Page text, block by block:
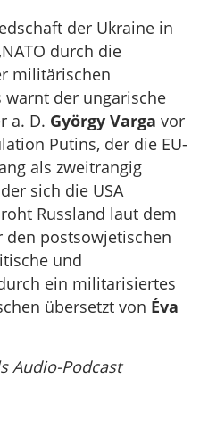
der Ukraine in
durch die
militärischen
der ungarische
a. D. György Varga vor
Putins, der die EU-
als zweitrangig
sich die USA
Russland laut dem
den postsowjetischen
und
ein militarisiertes
übersetzt von Éva
Audio-Podcast